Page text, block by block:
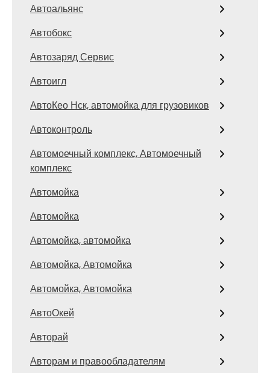
Автоальянс
Автобокс
Автозаряд Сервис
Автоигл
АвтоКео Нск, автомойка для грузовиков
Автоконтроль
Автомоечный комплекс, Автомоечный
комплекс
Автомойка
Автомойка
Автомойка, автомойка
Автомойка, Автомойка
Автомойка, Автомойка
АвтоОкей
Авторай
Авторам и правообладателям